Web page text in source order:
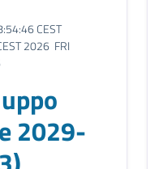
CEST
2026 FRI
2029-